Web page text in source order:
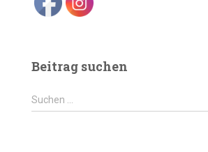
Beitrag suchen
S
u
Suchen …